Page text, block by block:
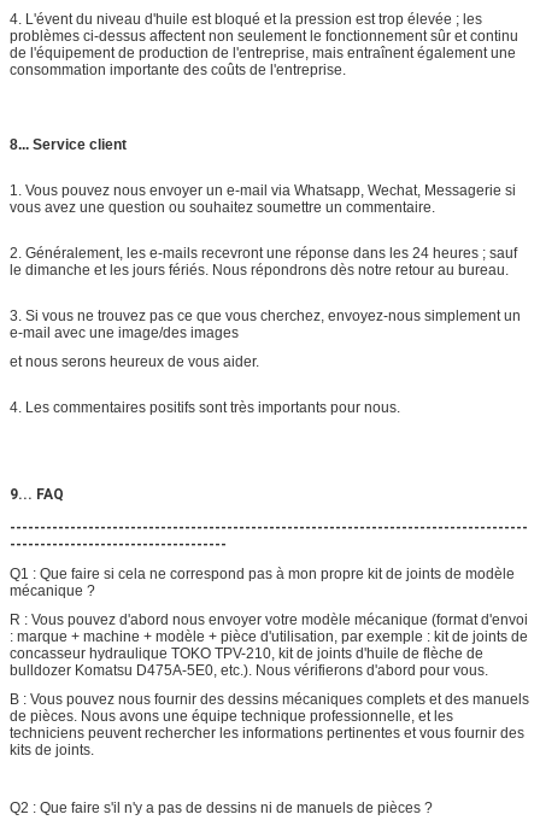
4. L'évent du niveau d'huile est bloqué et la pression est trop élevée ; les
problèmes ci-dessus affectent non seulement le fonctionnement sûr et continu
de l'équipement de production de l'entreprise, mais entraînent également une
consommation importante des coûts de l'entreprise.
8... Service client
1. Vous pouvez nous envoyer un e-mail via Whatsapp, Wechat, Messagerie si
vous avez une question ou souhaitez soumettre un commentaire.
2. Généralement, les e-mails recevront une réponse dans les 24 heures ; sauf
le dimanche et les jours fériés. Nous répondrons dès notre retour au bureau.
3. Si vous ne trouvez pas ce que vous cherchez, envoyez-nous simplement un
e-mail avec une image/des images
et nous serons heureux de vous aider.
4. Les commentaires positifs sont très importants pour nous.
9... FAQ
--------------------------------------------------------------------------------------
------------------------------------
Q1 : Que faire si cela ne correspond pas à mon propre kit de joints de modèle
mécanique ?
R : Vous pouvez d'abord nous envoyer votre modèle mécanique (format d'envoi
: marque + machine + modèle + pièce d'utilisation, par exemple : kit de joints de
concasseur hydraulique TOKO TPV-210, kit de joints d'huile de flèche de
bulldozer Komatsu D475A-5E0, etc.). Nous vérifierons d'abord pour vous.
B : Vous pouvez nous fournir des dessins mécaniques complets et des manuels
de pièces. Nous avons une équipe technique professionnelle, et les
techniciens peuvent rechercher les informations pertinentes et vous fournir des
kits de joints.
Q2 : Que faire s'il n'y a pas de dessins ni de manuels de pièces ?